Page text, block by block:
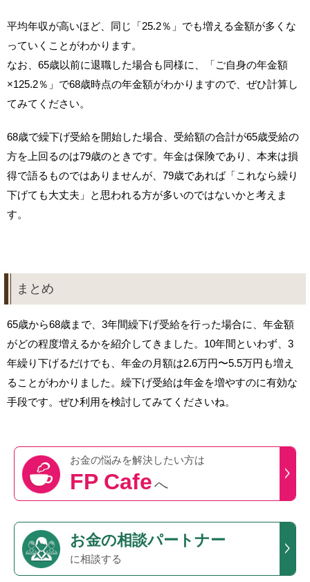
平均年収が高いほど、同じ「25.2％」でも増える金額が多くな
っていくことがわかります。
なお、65歳以前に退職した場合も同様に、「ご自身の年金額
×125.2％」で68歳時点の年金額がわかりますので、ぜひ計算し
てみてください。
68歳で繰下げ受給を開始した場合、受給額の合計が65歳受給の
方を上回るのは79歳のときです。年金は保険であり、本来は損
得で語るものではありませんが、79歳であれば「これなら繰り
下げても大丈夫」と思われる方が多いのではないかと考えま
す。
まとめ
65歳から68歳まで、3年間繰下げ受給を行った場合に、年金額
がどの程度増えるかを紹介してきました。10年間といわず、3
年繰り下げるだけでも、年金の月額は2.6万円〜5.5万円も増え
ることがわかりました。繰下げ受給は年金を増やすのに有効な
手段です。ぜひ利用を検討してみてくださいね。
お金の悩みを解決したい方は
FP Cafeへ
お金の相談パートナー
に相談する